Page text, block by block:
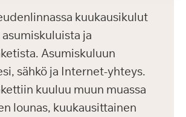
kuukausikulut
ja
Asumiskuluun
sähkö ja Internet-yhteys.
kuuluu muun muassa
lounas, kuukausittainen